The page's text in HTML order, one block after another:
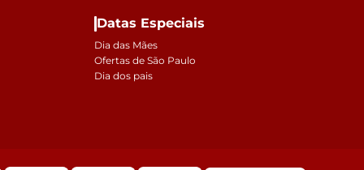
Datas Especiais
Dia das Mães
Ofertas de São Paulo
Dia dos pais